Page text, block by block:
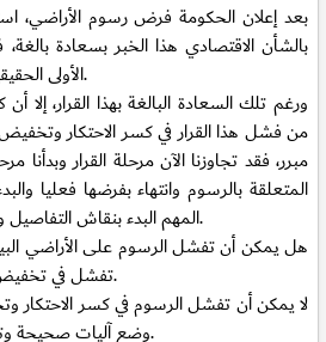
بعد إعلان الحكومة فرض رسوم الأراضي،
بالشأن الاقتصادي هذا الخبر بسعادة
الأولى الحقيقية في اتجاه حل أزمة الإسكان.
ورغم تلك السعادة البالغة بهذا القرار، إلا
من فشل هذا القرار في كسر الاحتكار
مبرر، فقد تجاوزنا الآن مرحلة القرار وبدأنا
المتعلقة بالرسوم وانتهاء بفرضها فعليا
المهم البدء بنقاش التفاصيل والآليات لضمان نجاح القانون.
هل يمكن أن تفشل الرسوم على الأراضي
تفشل في تخفيض أسعار الأراضي؟ الجواب: لا.
لا يمكن أن تفشل الرسوم في كسر الاحتكار
وضع آليات صحيحة وتم تنفيذ القانون على الجميع.